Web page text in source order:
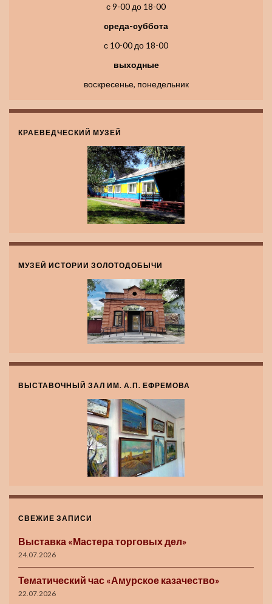
с 9-00 до 18-00
среда-суббота
с 10-00 до 18-00
выходные
воскресенье, понедельник
КРАЕВЕДЧЕСКИЙ МУЗЕЙ
МУЗЕЙ ИСТОРИИ ЗОЛОТОДОБЫЧИ
ВЫСТАВОЧНЫЙ ЗАЛ ИМ. А.П. ЕФРЕМОВА
СВЕЖИЕ ЗАПИСИ
Выставка «Мастера торговых дел»
24.07.2026
Тематический час «Амурское казачество»
22.07.2026